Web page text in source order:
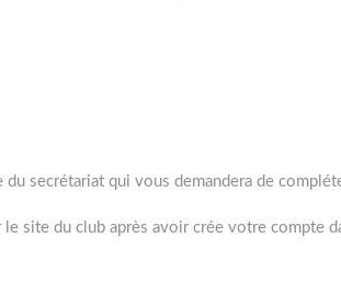
secrétariat qui vous demandera de
site du club après avoir crée votre compte